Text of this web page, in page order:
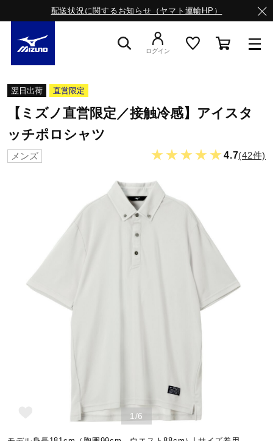
配送状況に関するお知らせ（ヤマト運輸HP）
スニーカー
ライフスタイルウエア
サッカー／フットサル
野球
ログイン
翌日出荷 直営限定
【ミズノ直営限定／接触冷感】アイスタ
ッチポロシャツ
メンズ ★★★★★4.7(42件)
1/6